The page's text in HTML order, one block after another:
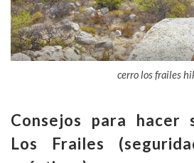
cerro los frailes
Consejos para hacer
Los Frailes